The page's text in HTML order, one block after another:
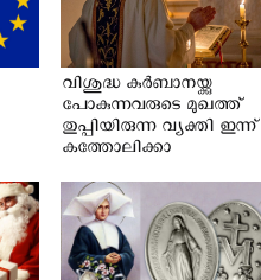
വിശുദ്ധ കുര്‍ബാനയ്ക്കു
പോകുന്നവരുടെ മുഖത്ത്
തുപ്പിയിരുന്ന വ്യക്തി ഇന്ന്
കത്തോലിക്കാ